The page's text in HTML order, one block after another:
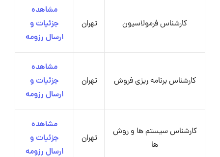
کارشناس فرمولاسیون تهران
مشاهده
جزئیات و
ارسال رزومه
کارشناس برنامه ریزی فروش تهران
مشاهده
جزئیات و
ارسال رزومه
کارشناس سیستم ها و روش
ها
تهران
مشاهده
جزئیات و
ارسال رزومه